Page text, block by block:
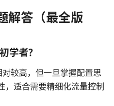
解答（最全版
学者？
较高，但一旦掌握配置思
，适合需要精细化流量控制